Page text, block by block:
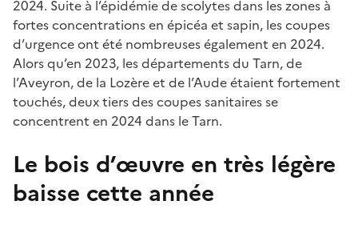
2024. Suite à l’épidémie de scolytes dans les zones à
fortes concentrations en épicéa et sapin, les coupes
d’urgence ont été nombreuses également en 2024.
Alors qu’en 2023, les départements du Tarn, de
l’Aveyron, de la Lozère et de l’Aude étaient fortement
touchés, deux tiers des coupes sanitaires se
concentrent en 2024 dans le Tarn.
Le bois d’œuvre en très légère
baisse cette année